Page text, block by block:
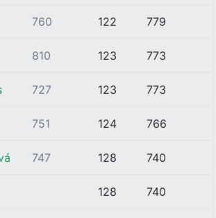
760 122 779
810 123 773
727 123 773
751 124 766
747 128 740
128 740